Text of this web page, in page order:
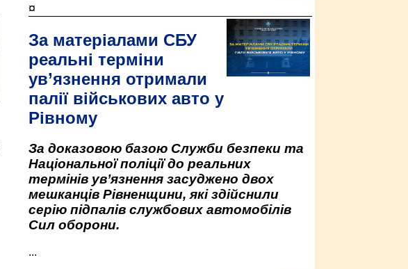
¤
За матеріалами СБУ
реальні терміни
ув’язнення отримали
палії військових авто у
Рівному
За доказовою базою Служби безпеки та
Національної поліції до реальних
термінів ув’язнення засуджено двох
мешканців Рівненщини, які здійснили
серію підпалів службових автомобілів
Сил оборони.
...